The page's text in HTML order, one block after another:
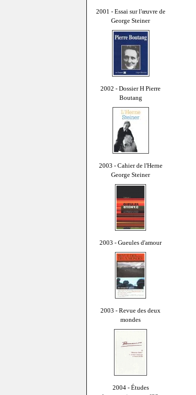
2001 - Essai sur l'œuvre de
George Steiner
2002 - Dossier H Pierre
Boutang
2003 - Cahier de l'Herne
George Steiner
2003 - Gueules d'amour
2003 - Revue des deux
mondes
2004 - Études